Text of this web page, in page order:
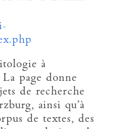
à
page donne
de recherche
ainsi qu’à
de textes, des